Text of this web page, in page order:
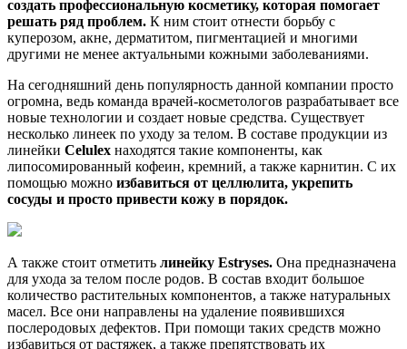
создать профессиональную косметику, которая помогает
решать ряд проблем. К ним стоит отнести борьбу с
куперозом, акне, дерматитом, пигментацией и многими
другими не менее актуальными кожными заболеваниями.
На сегодняшний день популярность данной компании просто
огромна, ведь команда врачей-косметологов разрабатывает все
новые технологии и создает новые средства. Существует
несколько линеек по уходу за телом. В составе продукции из
линейки Celulex находятся такие компоненты, как
липосомированный кофеин, кремний, а также карнитин. С их
помощью можно избавиться от целлюлита, укрепить
сосуды и просто привести кожу в порядок.
А также стоит отметить линейку Estryses. Она предназначена
для ухода за телом после родов. В состав входит большое
количество растительных компонентов, а также натуральных
масел. Все они направлены на удаление появившихся
послеродовых дефектов. При помощи таких средств можно
избавиться от растяжек, а также препятствовать их